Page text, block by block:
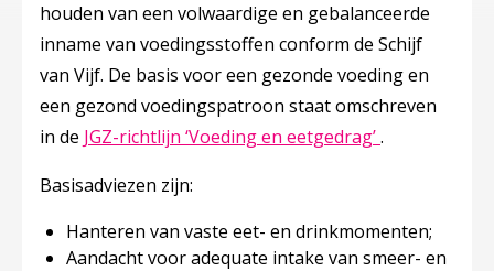
houden van een volwaardige en gebalanceerde
inname van voedingsstoffen conform de Schijf
van Vijf. De basis voor een gezonde voeding en
een gezond voedingspatroon staat omschreven
in de JGZ-richtlijn ‘Voeding en eetgedrag’Deze linkt
.
Basisadviezen zijn:
Hanteren van vaste eet- en drinkmomenten;
Aandacht voor adequate intake van smeer- en